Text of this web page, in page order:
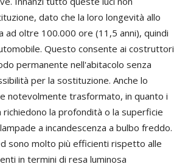
dato che la loro longevità allo
ad oltre 100.000 ore (11,5 anni), quindi
Questo consente ai costruttori
permanente nell'abitacolo senza
per la sostituzione. Anche lo
notevolmente trasformato, in quanto i
richiedono la profondità o la superficie
a incandescenza a bulbo freddo.
sono molto più efficienti rispetto alle
in termini di resa luminosa